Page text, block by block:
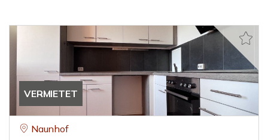
VERMIETET
Naunhof